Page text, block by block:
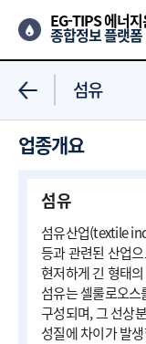
EG-TIPS 에너
종합정보 플랫폼
섬유
업종개요
섬유
섬유산업(textile
등과 관련된 산업
현저하게 긴 형태
섬유는 셀룰로오
구성되며, 그 선상
성질에 차이가 발